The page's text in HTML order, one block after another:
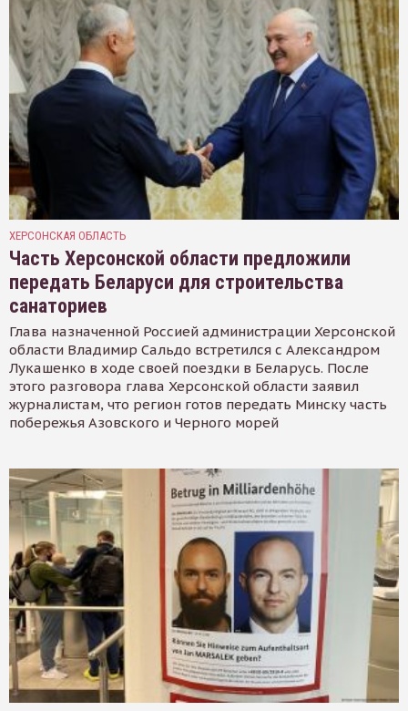
ХЕРСОНСКАЯ ОБЛАСТЬ
Часть Херсонской области предложили
передать Беларуси для строительства
санаториев
Глава назначенной Россией администрации Херсонской
области Владимир Сальдо встретился с Александром
Лукашенко в ходе своей поездки в Беларусь. После
этого разговора глава Херсонской области заявил
журналистам, что регион готов передать Минску часть
побережья Азовского и Черного морей